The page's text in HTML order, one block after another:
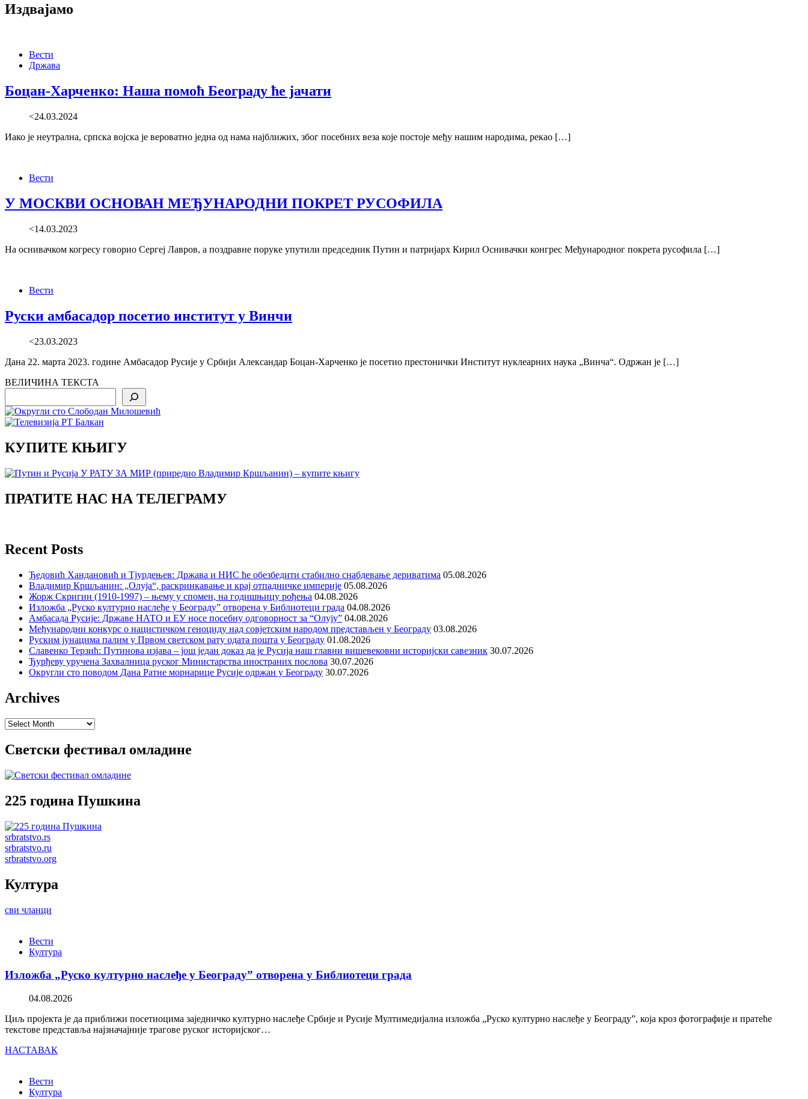
Издвајамо
Вести
Држава
Боцан-Харченко: Наша помоћ Београду ће јачати
<24.03.2024
Иако је неутрална, српска војска је вероватно једна од нама најближих, због посебних веза које постоје међу нашим народима, рекао […]
Вести
У МОСКВИ ОСНОВАН МЕЂУНАРОДНИ ПОКРЕТ РУСОФИЛА
<14.03.2023
На оснивачком когресу говорио Сергеј Лавров, а поздравне поруке упутили председник Путин и патријарх Кирил Оснивачки конгрес Међународног покрета русофила […]
Вести
Руски амбасадор посетио институт у Винчи
<23.03.2023
Дана 22. марта 2023. године Амбасадор Русије у Србији Александар Боцан-Харченко је посетио престонички Институт нуклеарних наука „Винча“. Одржан је […]
ВЕЛИЧИНА ТЕКСТА
КУПИТЕ КЊИГУ
ПРАТИТЕ НАС НА ТЕЛЕГРАМУ
Recent Posts
Ђедовић Хандановић и Тјурдењев: Држава и НИС ће обезбедити стабилно снабдевање дериватима 05.08.2026
Владимир Кршљанин: „Олуја“, раскринкавање и крај отпадничке империје 05.08.2026
Жорж Скригин (1910-1997) – њему у спомен, на годишњицу рођења 04.08.2026
Изложба „Руско културно наслеђе у Београду” отворена у Библиотеци града 04.08.2026
Амбасада Русије: Државе НАТО и ЕУ носе посебну одговорност за “Олују” 04.08.2026
Међународни конкурс о нацистичком геноциду над совјетским народом представљен у Београду 03.08.2026
Руским јунацима палим у Првом светском рату одата пошта у Београду 01.08.2026
Славенко Терзић: Путинова изјава – још један доказ да је Русија наш главни вишевековни историјски савезник 30.07.2026
Ђурђеву уручена Захвалница руског Министарства иностраних послова 30.07.2026
Округли сто поводом Дана Ратне морнарице Русије одржан у Београду 30.07.2026
Archives
Archives
Светски фестивал омладине
225 година Пушкина
srbratstvo.rs
srbratstvo.ru
srbratstvo.org
Култура
сви чланци
Вести
Култура
Изложба „Руско културно наслеђе у Београду” отворена у Библиотеци града
04.08.2026
Циљ пројекта је да приближи посетиоцима заједничко културно наслеђе Србије и Русије Мултимедијална изложба „Руско културно наслеђе у Београду”, која кроз фотографије и пратеће
текстове представља најзначајније трагове руског историјског…
НАСТАВАК
Вести
Култура